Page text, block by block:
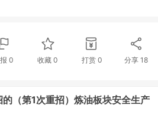
0 收藏 0 打赏 0 分享 18
（第1次重招）炼油板块安全生产